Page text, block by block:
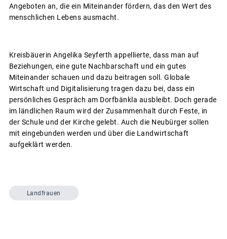
Angeboten an, die ein Miteinander fördern, das den Wert des
menschlichen Lebens ausmacht.
Kreisbäuerin Angelika Seyferth appellierte, dass man auf
Beziehungen, eine gute Nachbarschaft und ein gutes
Miteinander schauen und dazu beitragen soll. Globale
Wirtschaft und Digitalisierung tragen dazu bei, dass ein
persönliches Gespräch am Dorfbänkla ausbleibt. Doch gerade
im ländlichen Raum wird der Zusammenhalt durch Feste, in
der Schule und der Kirche gelebt. Auch die Neubürger sollen
mit eingebunden werden und über die Landwirtschaft
aufgeklärt werden.
Landfrauen